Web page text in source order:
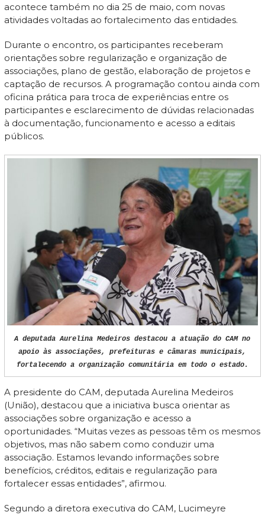
acontece também no dia 25 de maio, com novas
atividades voltadas ao fortalecimento das entidades.
Durante o encontro, os participantes receberam
orientações sobre regularização e organização de
associações, plano de gestão, elaboração de projetos e
captação de recursos. A programação contou ainda com
oficina prática para troca de experiências entre os
participantes e esclarecimento de dúvidas relacionadas
à documentação, funcionamento e acesso a editais
públicos.
A deputada Aurelina Medeiros destacou a atuação do CAM no
apoio às associações, prefeituras e câmaras municipais,
fortalecendo a organização comunitária em todo o estado.
A presidente do CAM, deputada Aurelina Medeiros
(União), destacou que a iniciativa busca orientar as
associações sobre organização e acesso a
oportunidades. “Muitas vezes as pessoas têm os mesmos
objetivos, mas não sabem como conduzir uma
associação. Estamos levando informações sobre
benefícios, créditos, editais e regularização para
fortalecer essas entidades”, afirmou.
Segundo a diretora executiva do CAM, Lucimeyre